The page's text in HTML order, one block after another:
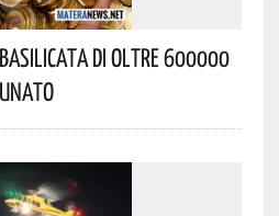
Di Oltre 600000